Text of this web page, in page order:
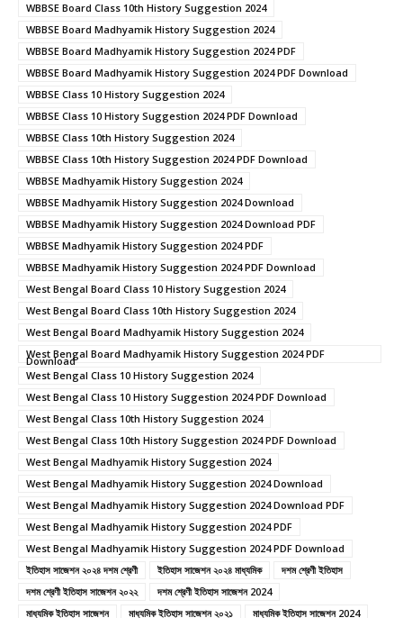
WBBSE Board Class 10th History Suggestion 2024
WBBSE Board Madhyamik History Suggestion 2024
WBBSE Board Madhyamik History Suggestion 2024 PDF
WBBSE Board Madhyamik History Suggestion 2024 PDF Download
WBBSE Class 10 History Suggestion 2024
WBBSE Class 10 History Suggestion 2024 PDF Download
WBBSE Class 10th History Suggestion 2024
WBBSE Class 10th History Suggestion 2024 PDF Download
WBBSE Madhyamik History Suggestion 2024
WBBSE Madhyamik History Suggestion 2024 Download
WBBSE Madhyamik History Suggestion 2024 Download PDF
WBBSE Madhyamik History Suggestion 2024 PDF
WBBSE Madhyamik History Suggestion 2024 PDF Download
West Bengal Board Class 10 History Suggestion 2024
West Bengal Board Class 10th History Suggestion 2024
West Bengal Board Madhyamik History Suggestion 2024
West Bengal Board Madhyamik History Suggestion 2024 PDF
Download
West Bengal Class 10 History Suggestion 2024
West Bengal Class 10 History Suggestion 2024 PDF Download
West Bengal Class 10th History Suggestion 2024
West Bengal Class 10th History Suggestion 2024 PDF Download
West Bengal Madhyamik History Suggestion 2024
West Bengal Madhyamik History Suggestion 2024 Download
West Bengal Madhyamik History Suggestion 2024 Download PDF
West Bengal Madhyamik History Suggestion 2024 PDF
West Bengal Madhyamik History Suggestion 2024 PDF Download
ইতিহাস সাজেশন ২০২৪ দশম শ্রেণী
ইতিহাস সাজেশন ২০২৪ মাধ্যমিক
দশম শ্রেণী ইতিহাস
দশম শ্রেণী ইতিহাস সাজেশন ২০২২
দশম শ্রেণী ইতিহাস সাজেশন 2024
মাধ্যমিক ইতিহাস সাজেশন
মাধ্যমিক ইতিহাস সাজেশন ২০২১ মাধ্যমিক ইতিহাস সাজেশন 2024